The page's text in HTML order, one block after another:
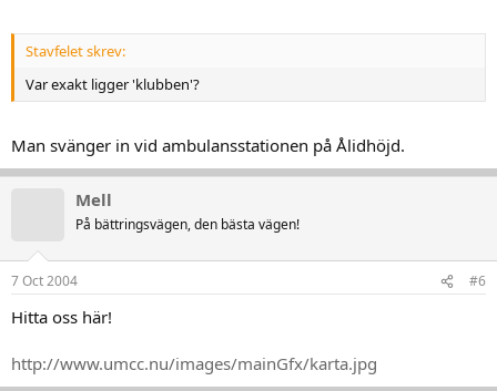
Stavfelet skrev:
Var exakt ligger 'klubben'?
Man svänger in vid ambulansstationen på Ålidhöjd.
Mell
På bättringsvägen, den bästa vägen!
7 Oct 2004 #6
Hitta oss här!
http://www.umcc.nu/images/mainGfx/karta.jpg